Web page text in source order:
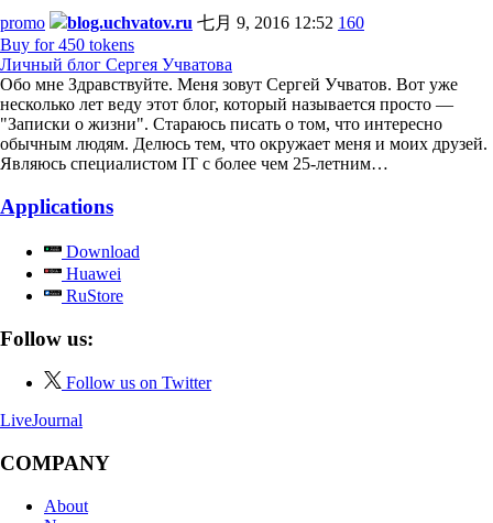
promo blog.uchvatov.ru 七月 9, 2016 12:52 160
Buy for 450 tokens
Личный блог Сергея Учватова
Обо мне Здравствуйте. Меня зовут Сергей Учватов. Вот уже
несколько лет веду этот блог, который называется просто —
"Записки о жизни". Стараюсь писать о том, что интересно
обычным людям. Делюсь тем, что окружает меня и моих друзей.
Являюсь специалистом IT с более чем 25-летним…
Applications
Download
Huawei
RuStore
Follow us:
Follow us on Twitter
LiveJournal
COMPANY
About